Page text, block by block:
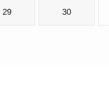
29 30